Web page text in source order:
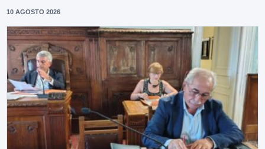
10 AGOSTO 2026